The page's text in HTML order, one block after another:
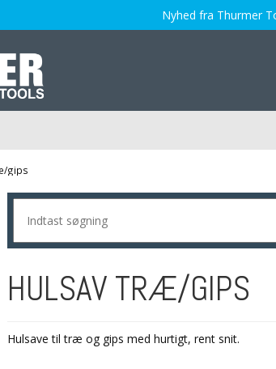
Nyhed fra Thurmer
gips
HULSAV TRÆ/GIPS
Hulsave til træ og gips med hurtigt, rent snit.